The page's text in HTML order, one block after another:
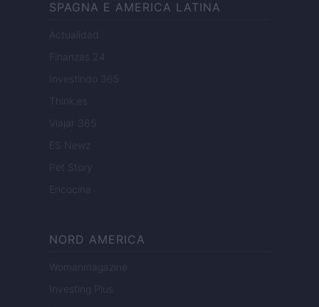
SPAGNA E AMERICA LATINA
Actualidad
Finanzas 24
Investindo 365
Think.es
Viajar 365
ES Newz
Pet Story
Encocina
NORD AMERICA
Womanmagazine
Investing Plus